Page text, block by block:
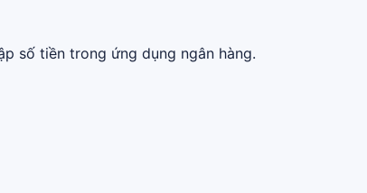
số tiền trong ứng dụng ngân hàng.